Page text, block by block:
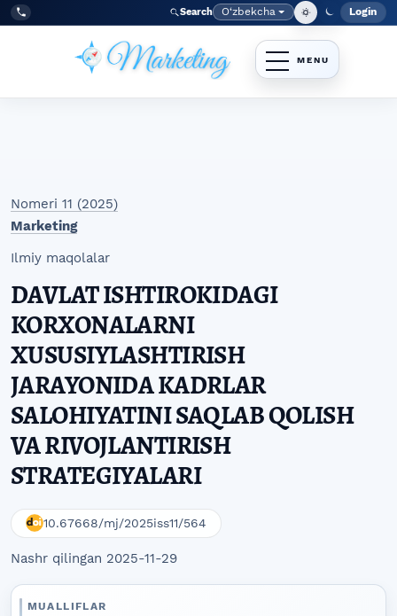
Skip to main navigation menu
Skip to main content
Skip to site footer
Tel:
+998977838464 Search Language
O‘zbekcha Login
Nomeri 11 (2025)
Marketing
Ilmiy maqolalar
DAVLAT ISHTIROKIDAGI
KORXONALARNI
XUSUSIYLASHTIRISH
JARAYONIDA KADRLAR
SALOHIYATINI SAQLAB QOLISH
VA RIVOJLANTIRISH
STRATEGIYALARI
10.67668/mj/2025iss11/564
Nashr qilingan 2025-11-29
MUALLIFLAR